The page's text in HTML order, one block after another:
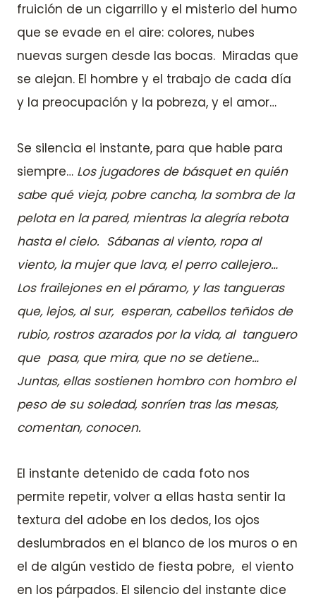
fruición de un cigarrillo y el misterio del humo
que se evade en el aire: colores, nubes
nuevas surgen desde las bocas. Miradas que
se alejan. El hombre y el trabajo de cada día
y la preocupación y la pobreza, y el amor…
Se silencia el instante, para que hable para
siempre… Los jugadores de básquet en quién
sabe qué vieja, pobre cancha, la sombra de la
pelota en la pared, mientras la alegría rebota
hasta el cielo. Sábanas al viento, ropa al
viento, la mujer que lava, el perro callejero…
Los frailejones en el páramo, y las tangueras
que, lejos, al sur, esperan, cabellos teñidos de
rubio, rostros azarados por la vida, al tanguero
que pasa, que mira, que no se detiene…
Juntas, ellas sostienen hombro con hombro el
peso de su soledad, sonríen tras las mesas,
comentan, conocen.
El instante detenido de cada foto nos
permite repetir, volver a ellas hasta sentir la
textura del adobe en los dedos, los ojos
deslumbrados en el blanco de los muros o en
el de algún vestido de fiesta pobre, el viento
en los párpados. El silencio del instante dice